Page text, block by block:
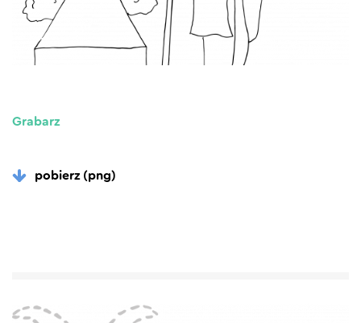
Grabarz
pobierz (png)